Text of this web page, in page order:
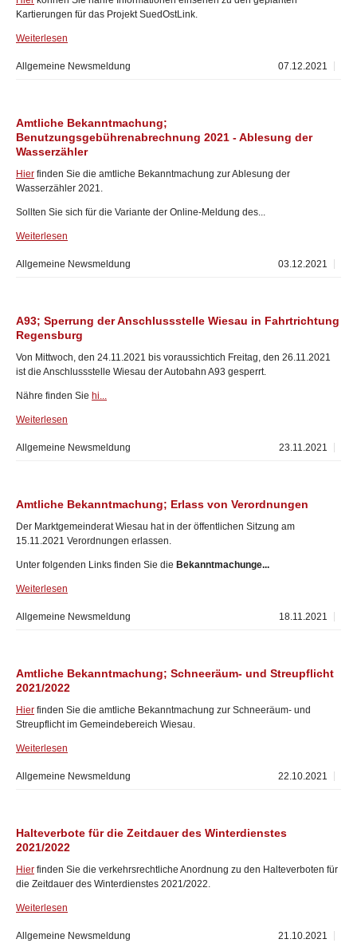
Kartierungen für das Projekt SuedOstLink.
Weiterlesen
07.12.2021
Allgemeine Newsmeldung
Amtliche Bekanntmachung;
Benutzungsgebührenabrechnung 2021 - Ablesung der
Wasserzähler
Hier finden Sie die amtliche Bekanntmachung zur Ablesung der
Wasserzähler 2021.
Sollten Sie sich für die Variante der Online-Meldung des...
Weiterlesen
03.12.2021
Allgemeine Newsmeldung
A93; Sperrung der Anschlussstelle Wiesau in Fahrtrichtung
Regensburg
Von Mittwoch, den 24.11.2021 bis voraussichtich Freitag, den 26.11.2021
ist die Anschlussstelle Wiesau der Autobahn A93 gesperrt.
Nähre finden Sie hi...
Weiterlesen
23.11.2021
Allgemeine Newsmeldung
Amtliche Bekanntmachung; Erlass von Verordnungen
Der Marktgemeinderat Wiesau hat in der öffentlichen Sitzung am
15.11.2021 Verordnungen erlassen.
Unter folgenden Links finden Sie die Bekanntmachunge...
Weiterlesen
18.11.2021
Allgemeine Newsmeldung
Amtliche Bekanntmachung; Schneeräum- und Streupflicht
2021/2022
Hier finden Sie die amtliche Bekanntmachung zur Schneeräum- und
Streupflicht im Gemeindebereich Wiesau.
Weiterlesen
22.10.2021
Allgemeine Newsmeldung
Halteverbote für die Zeitdauer des Winterdienstes
2021/2022
Hier finden Sie die verkehrsrechtliche Anordnung zu den Halteverboten für
die Zeitdauer des Winterdienstes 2021/2022.
Weiterlesen
21.10.2021
Allgemeine Newsmeldung